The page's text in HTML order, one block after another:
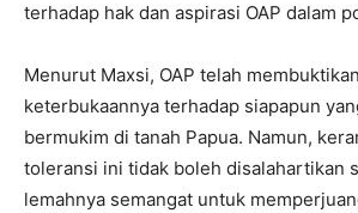
terhadap hak dan aspirasi OAP dalam
Menurut Maxsi, OAP telah
keterbukaannya terhadap siapapun
bermukim di tanah Papua. Namun,
toleransi ini tidak boleh disalahartikan
lemahnya semangat untuk